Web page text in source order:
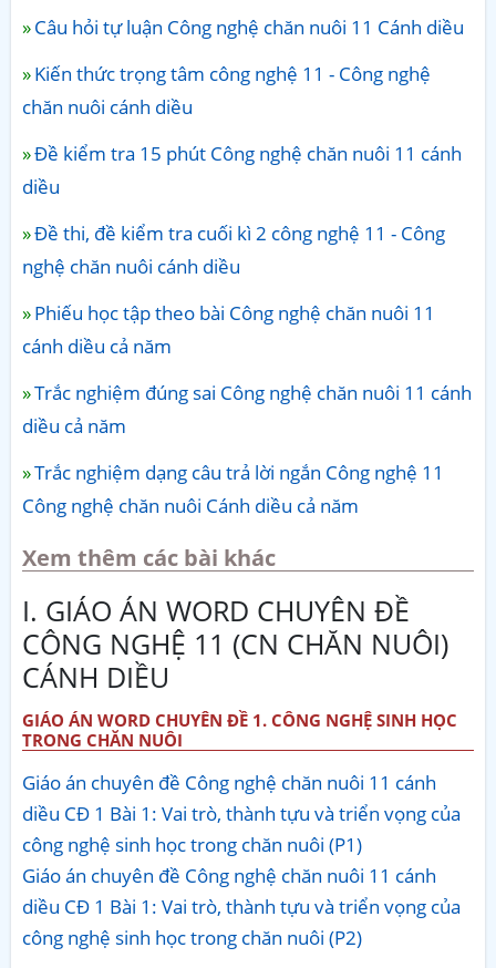
Câu hỏi tự luận Công nghệ chăn nuôi 11 Cánh diều
Kiến thức trọng tâm công nghệ 11 - Công nghệ
chăn nuôi cánh diều
Đề kiểm tra 15 phút Công nghệ chăn nuôi 11 cánh
diều
Đề thi, đề kiểm tra cuối kì 2 công nghệ 11 - Công
nghệ chăn nuôi cánh diều
Phiếu học tập theo bài Công nghệ chăn nuôi 11
cánh diều cả năm
Trắc nghiệm đúng sai Công nghệ chăn nuôi 11 cánh
diều cả năm
Trắc nghiệm dạng câu trả lời ngắn Công nghệ 11
Công nghệ chăn nuôi Cánh diều cả năm
Xem thêm các bài khác
I. GIÁO ÁN WORD CHUYÊN ĐỀ
CÔNG NGHỆ 11 (CN CHĂN NUÔI)
CÁNH DIỀU
GIÁO ÁN WORD CHUYÊN ĐỀ 1. CÔNG NGHỆ SINH HỌC
TRONG CHĂN NUÔI
Giáo án chuyên đề Công nghệ chăn nuôi 11 cánh
diều CĐ 1 Bài 1: Vai trò, thành tựu và triển vọng của
công nghệ sinh học trong chăn nuôi (P1)
Giáo án chuyên đề Công nghệ chăn nuôi 11 cánh
diều CĐ 1 Bài 1: Vai trò, thành tựu và triển vọng của
công nghệ sinh học trong chăn nuôi (P2)